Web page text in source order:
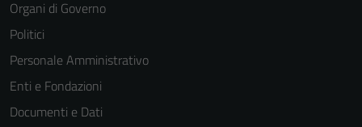
Organi di Governo
Politici
Personale Amministrativo
Enti e Fondazioni
Documenti e Dati